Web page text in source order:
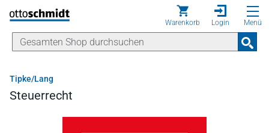
Direkt zum Inhalt
Warenkorb Login Menü
Tipke/Lang
Steuerrecht